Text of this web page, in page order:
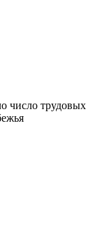
число трудовых